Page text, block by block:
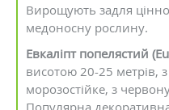
Вирощують задля
медоносну рослину.
Евкаліпт попелястий
висотою 20-25 метрів,
морозостійке, з